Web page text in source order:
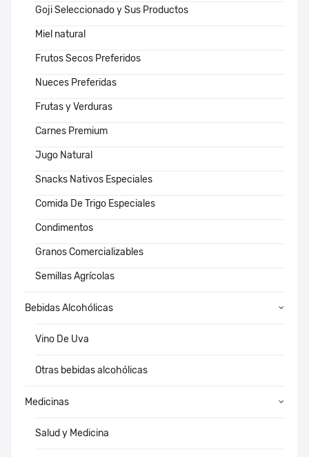
Goji Seleccionado y Sus Productos
Miel natural
Frutos Secos Preferidos
Nueces Preferidas
Frutas y Verduras
Carnes Premium
Jugo Natural
Snacks Nativos Especiales
Comida De Trigo Especiales
Condimentos
Granos Comercializables
Semillas Agrícolas
Bebidas Alcohólicas
Vino De Uva
Otras bebidas alcohólicas
Medicinas
Salud y Medicina